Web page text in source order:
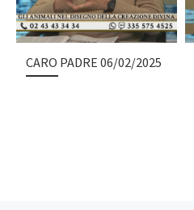
CARO PADRE 06/02/2025